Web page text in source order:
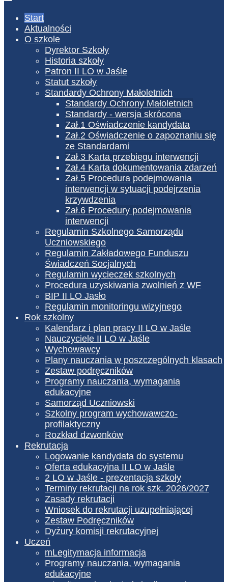
Start
Aktualności
O szkole
Dyrektor Szkoły
Historia szkoły
Patron II LO w Jaśle
Statut szkoły
Standardy Ochrony Małoletnich
Standardy Ochrony Małoletnich
Standardy - wersja skrócona
Zał.1 Oświadczenie kandydata
Zał.2 Oświadczenie o zapoznaniu się
ze Standardami
Zał.3 Karta przebiegu interwencji
Zał.4 Karta dokumentowania zdarzeń
Zał.5 Procedura podejmowania
interwencji w sytuacji podejrzenia
krzywdzenia
Zał.6 Procedury podejmowania
interwencji
Regulamin Szkolnego Samorządu
Uczniowskiego
Regulamin Zakładowego Funduszu
Świadczeń Socjalnych
Regulamin wycieczek szkolnych
Procedura uzyskiwania zwolnień z WF
BIP II LO Jasło
Regulamin monitoringu wizyjnego
Rok szkolny
Kalendarz i plan pracy II LO w Jaśle
Nauczyciele II LO w Jaśle
Wychowawcy
Plany nauczania w poszczególnych klasach
Zestaw podręczników
Programy nauczania, wymagania
edukacyjne
Samorząd Uczniowski
Szkolny program wychowawczo-
profilaktyczny
Rozkład dzwonków
Rekrutacja
Logowanie kandydata do systemu
Oferta edukacyjna II LO w Jaśle
2 LO w Jaśle - prezentacja szkoły
Terminy rekrutacji na rok szk. 2026/2027
Zasady rekrutacji
Wniosek do rekrutacji uzupełniającej
Zestaw Podręczników
Dyżury komisji rekrutacyjnej
Uczeń
mLegitymacja informacja
Programy nauczania, wymagania
edukacyjne